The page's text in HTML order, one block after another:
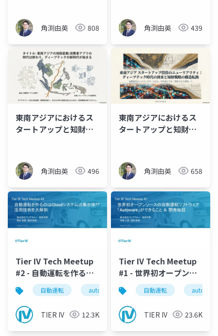
角渕由英 808 角渕由英 439
東南アジアにおけるス
タートアップと知財戦
角渕由英 496
東南アジアにおけるス
タートアップと知財戦
角渕由英 658
Tier IV Tech Meetup
#2 - 自動運転を作るの
はCloudシステムの集
合体?? 活用技術を大解
剖 -
自動運転 autoware tieriv cloud
TIER IV 12.3K
Tier IV Tech Meetup
#1 - 世界初オープンソ
ースの自動運転ソフト
ウェア「Autoware」
ができること ＆ 開発秘
話 -
自動運転 autoware
TIER IV 23.6K